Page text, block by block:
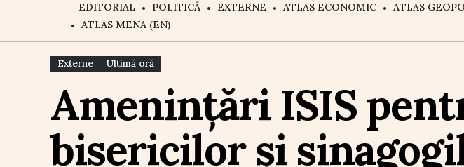
EDITORIAL POLITICĂ EXTERNE ATLAS ECONOMIC ATLAS
ATLAS MENA (EN)
Externe Ultimă oră
Amenințări ISIS
bisericilor și